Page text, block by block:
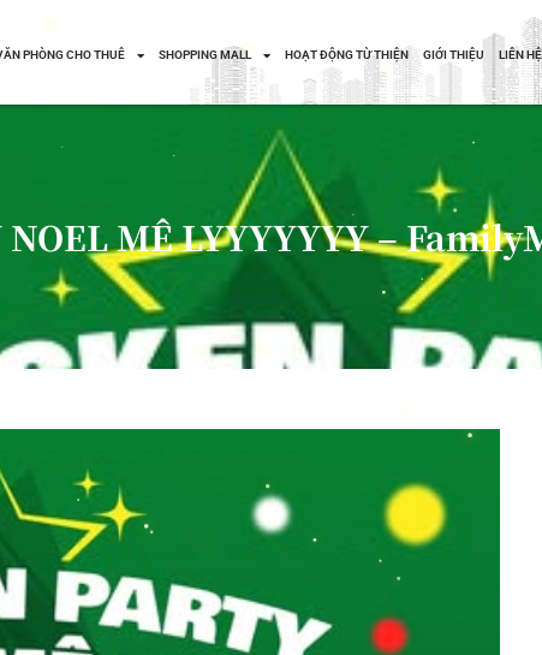
PHÒNG CHO THUÊ SHOPPING MALL HOẠT ĐỘNG TỪ THIỆN GIỚI THIỆU LIÊN HỆ
NOEL MÊ LYYYYYYY –